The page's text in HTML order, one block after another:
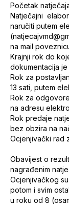
Početak
Natječajni
naručiti putem
na mail
Krajnji rok do
dokumentacija
Rok za
13 sati, putem
Rok za
na adresu
Rok predaje
bez obzira na
Ocjenjivački rad
Obavijest o
nagrađenim
Ocjenjivačkog
potom i svim
u roku od 8